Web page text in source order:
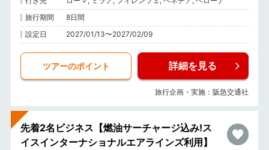
旅行期間
8日間
設定日
2027/01/13〜2027/02/09
ツアーのポイント 詳細を見る
旅行企画・実施：阪急交通社
先着2名ビジネス【燃油サーチャージ込み!ス
イスインターナショナルエアラインズ利用】